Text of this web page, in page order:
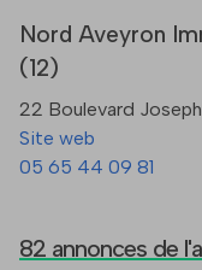
Nord Aveyron
(12)
22 Boulevard
Site web
05 65 44 09 81
82 annonces de